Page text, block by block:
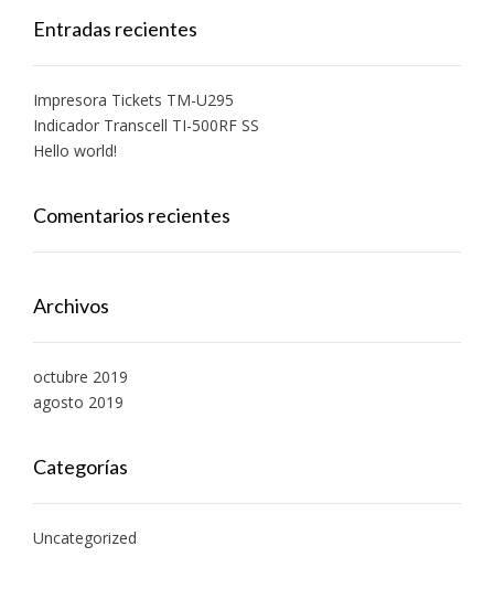
Entradas recientes
Impresora Tickets TM-U295
Indicador Transcell TI-500RF SS
Hello world!
Comentarios recientes
Archivos
octubre 2019
agosto 2019
Categorías
Uncategorized